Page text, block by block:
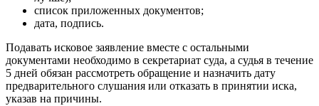
список приложенных документов;
дата, подпись.
Подавать исковое заявление вместе с остальными
документами необходимо в секретариат суда, а судья в течение
5 дней обязан рассмотреть обращение и назначить дату
предварительного слушания или отказать в принятии иска,
указав на причины.